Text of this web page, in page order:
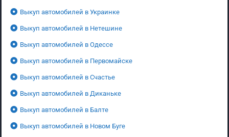
Выкуп автомобилей в Украинке
Выкуп автомобилей в Нетешине
Выкуп автомобилей в Одессе
Выкуп автомобилей в Первомайске
Выкуп автомобилей в Счастье
Выкуп автомобилей в Диканьке
Выкуп автомобилей в Балте
Выкуп автомобилей в Новом Буге